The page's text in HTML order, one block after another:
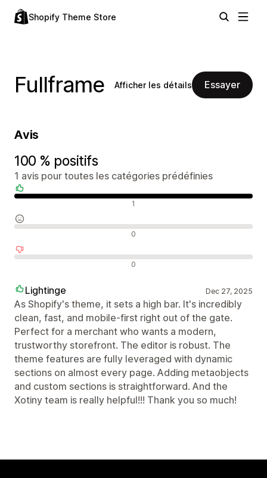
Shopify Theme Store
Fullframe Afficher les détails Essayer
Avis
100 % positifs
1 avis pour toutes les catégories prédéfinies
1
0
0
Lightinge Dec 27, 2025
As Shopify's theme, it sets a high bar. It's incredibly
clean, fast, and mobile-first right out of the gate.
Perfect for a merchant who wants a modern,
trustworthy storefront. The editor is robust. The
theme features are fully leveraged with dynamic
sections on almost every page. Adding metaobjects
and custom sections is straightforward. And the
Xotiny team is really helpful!!! Thank you so much!